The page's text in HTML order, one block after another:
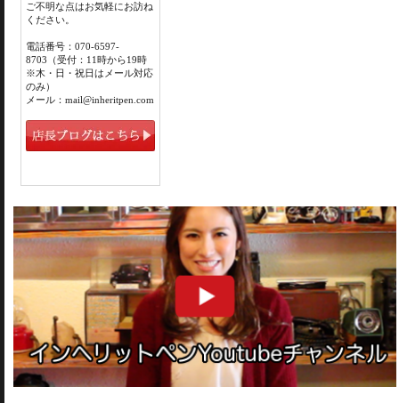
ご不明な点はお気軽にお訪ね
ください。
電話番号：070-6597-
8703（受付：11時から19時
※木・日・祝日はメール対応
のみ）
メール：mail@inheritpen.com